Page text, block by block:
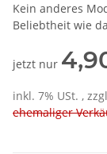
Kein anderes
Beliebtheit wie
jetzt nur
inkl. 7% USt. ,
ehemaliger